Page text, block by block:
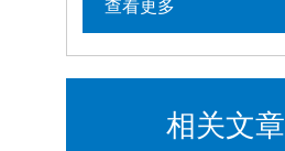
查看更多
相关文章